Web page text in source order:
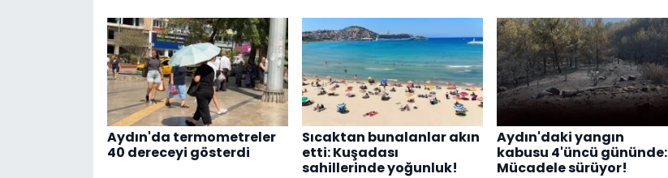
Aydın'da termometreler
40 dereceyi gösterdi
Sıcaktan bunalanlar akın
etti: Kuşadası
sahillerinde yoğunluk!
Aydın'daki yangın
kabusu 4'üncü gününde:
Mücadele sürüyor!